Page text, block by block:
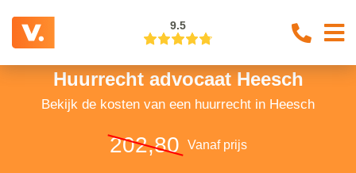
9.5
Huurrecht advocaat Heesch
Bekijk de kosten van een huurrecht in Heesch
202,80 Vanaf prijs